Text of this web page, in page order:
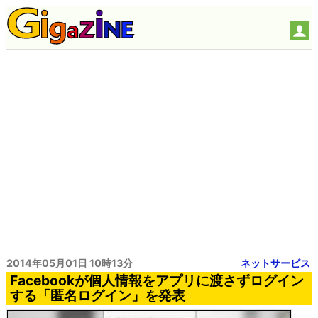
2014年05月01日 10時13分 ネットサービス
Facebookが個人情報をアプリに渡さずログイン
する「匿名ログイン」を発表